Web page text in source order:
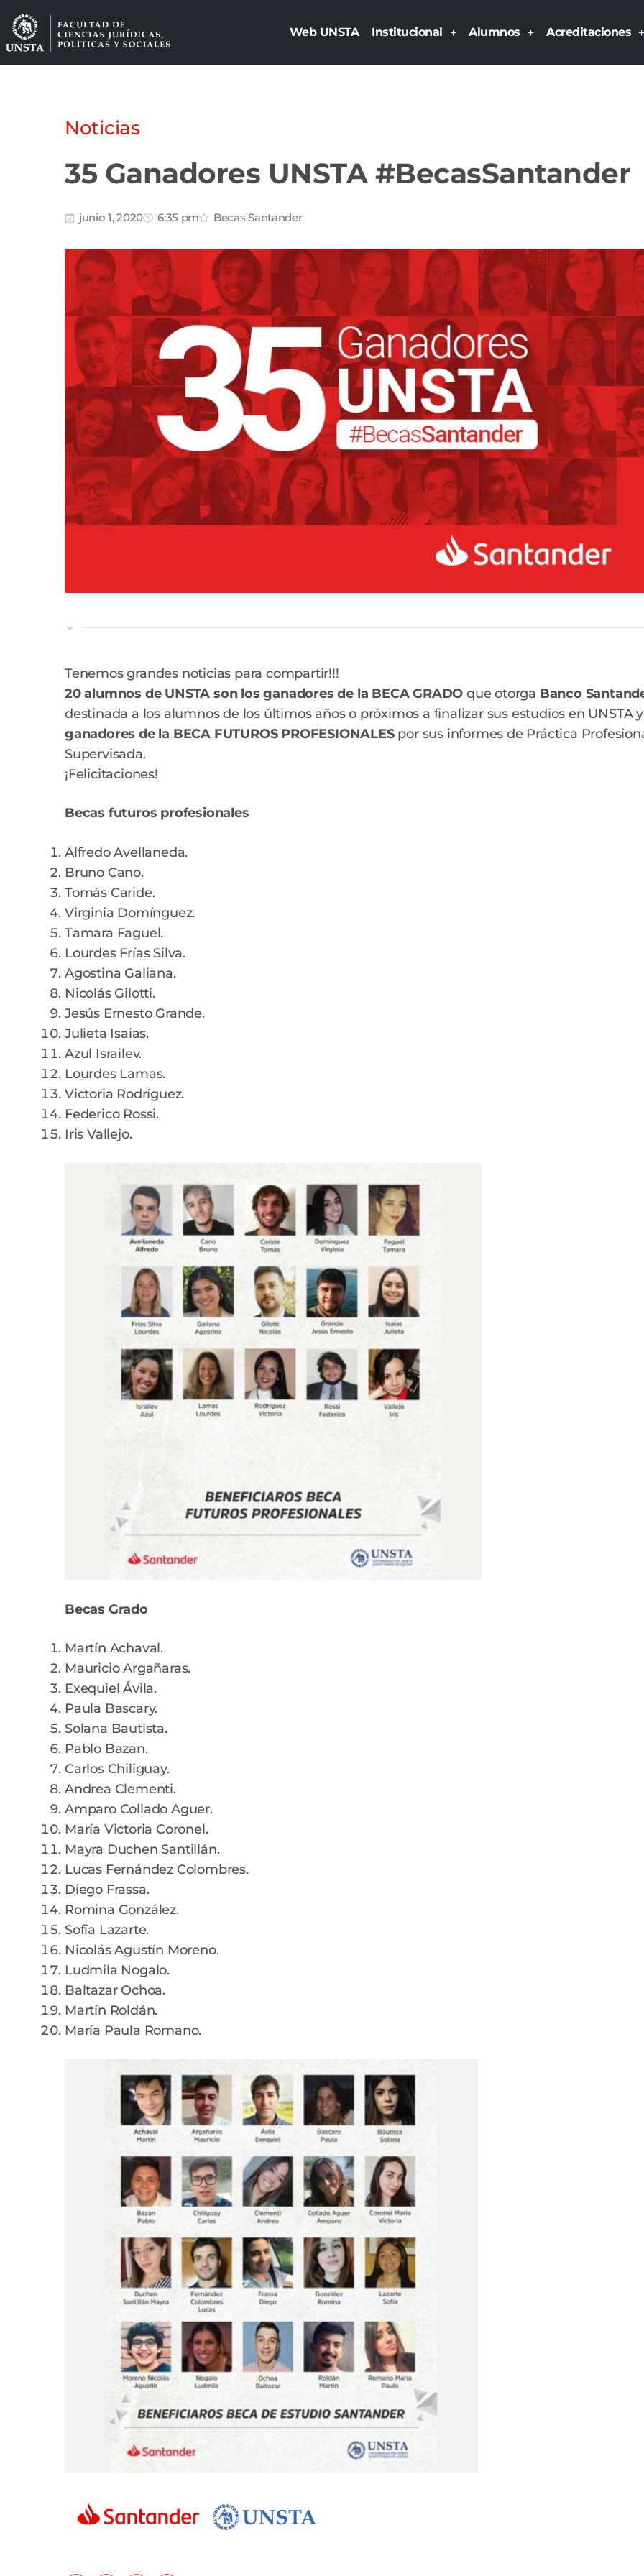
Web UNSTA Institucional Alumnos Acreditaciones
Noticias
35 Ganadores UNSTA #BecasSantander
junio 1, 2020 6:35 pm Becas Santander
Tenemos grandes noticias para compartir!!!
20 alumnos de UNSTA son los ganadores de la BECA GRADO que otorga Banco
destinada a los alumnos de los últimos años o próximos a finalizar sus estudios en UNSTA y
ganadores de la BECA FUTUROS PROFESIONALESpor sus informes de Práctica
Supervisada.
¡Felicitaciones!
Becas futuros profesionales
Alfredo Avellaneda.
Bruno Cano.
Tomás Caride.
Virginia Domínguez.
Tamara Faguel.
Lourdes Frías Silva.
Agostina Galiana.
Nicolás Gilotti.
Jesús Ernesto Grande.
Julieta Isaias.
Azul Israilev.
Lourdes Lamas.
Victoria Rodríguez.
Federico Rossi.
Iris Vallejo.
Becas Grado
Martín Achaval.
Mauricio Argañaras.
Exequiel Ávila.
Paula Bascary.
Solana Bautista.
Pablo Bazan.
Carlos Chiliguay.
Andrea Clementi.
Amparo Collado Aguer.
María Victoria Coronel.
Mayra Duchen Santillán.
Lucas Fernández Colombres.
Diego Frassa.
Romina González.
Sofía Lazarte.
Nicolás Agustín Moreno.
Ludmila Nogalo.
Baltazar Ochoa.
Martín Roldán.
María Paula Romano.